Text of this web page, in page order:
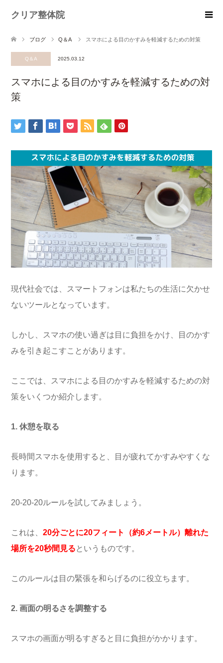
クリア整体院
ブログ Q＆A スマホによる目のかすみを軽減するための対策
Q＆A 2025.03.12
スマホによる目のかすみを軽減するための対
策
現代社会では、スマートフォンは私たちの生活に欠かせ
ないツールとなっています。
しかし、スマホの使い過ぎは目に負担をかけ、目のかす
みを引き起こすことがあります。
ここでは、スマホによる目のかすみを軽減するための対
策をいくつか紹介します。
1. 休憩を取る
長時間スマホを使用すると、目が疲れてかすみやすくな
ります。
20-20-20ルールを試してみましょう。
これは、 20分ごとに20フィート（約6メートル）離れた
場所を20秒間見る というものです。
このルールは目の緊張を和らげるのに役立ちます。
2. 画面の明るさを調整する
スマホの画面が明るすぎると目に負担がかかります。